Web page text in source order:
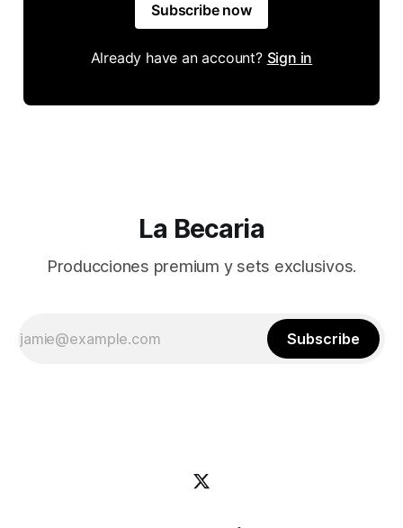
Subscribe now
Already have an account? Sign in
La Becaria
Producciones premium y sets exclusivos.
Subscribe